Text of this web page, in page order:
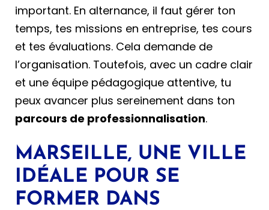
important. En alternance, il faut gérer ton
temps, tes missions en entreprise, tes cours
et tes évaluations. Cela demande de
l’organisation. Toutefois, avec un cadre clair
et une équipe pédagogique attentive, tu
peux avancer plus sereinement dans ton
parcours de professionnalisation.
MARSEILLE, UNE VILLE
IDÉALE POUR SE
FORMER DANS